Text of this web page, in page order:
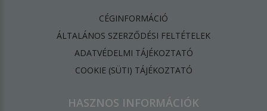
CÉGINFORMÁCIÓ
ÁLTALÁNOS SZERZŐDÉSI FELTÉTELEK
ADATVÉDELMI TÁJÉKOZTATÓ
​COOKIE (SÜTI) TÁJÉKOZTATÓ
HASZNOS INFORMÁCIÓK